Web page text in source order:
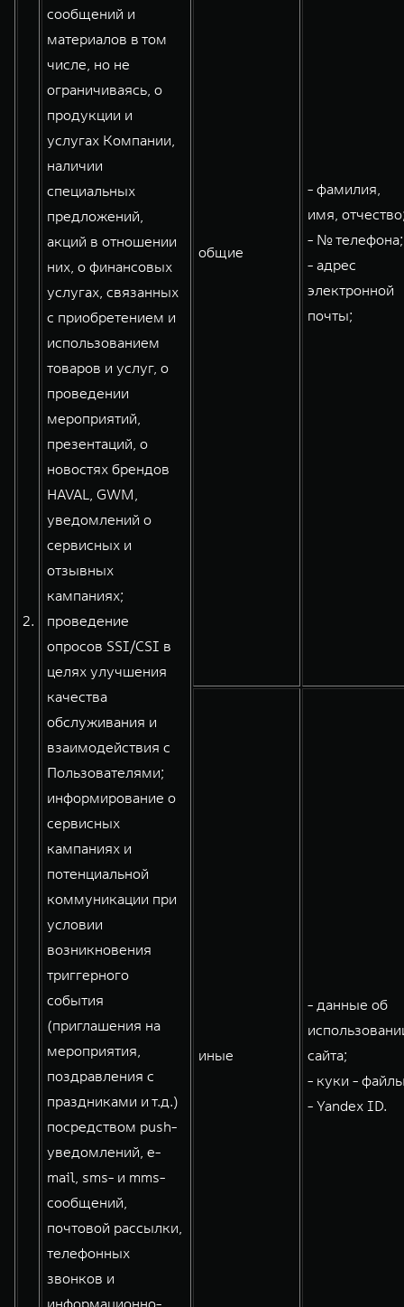
2.
сообщений и
материалов в том
числе, но не
ограничиваясь, о
продукции и
услугах Компании,
наличии
специальных
предложений,
акций в отношении
них, о финансовых
услугах, связанных
с приобретением и
использованием
товаров и услуг, о
проведении
мероприятий,
презентаций, о
новостях брендов
HAVAL, GWM,
уведомлений о
сервисных и
отзывных
кампаниях;
проведение
опросов SSI/CSI в
целях улучшения
качества
обслуживания и
взаимодействия с
Пользователями;
информирование о
сервисных
кампаниях и
потенциальной
коммуникации при
условии
возникновения
триггерного
события
(приглашения на
мероприятия,
поздравления с
праздниками и т.д.)
посредством push-
уведомлений, e-
mail, sms- и mms-
сообщений,
почтовой рассылки,
телефонных
звонков и
информационно-
общие
- фамилия,
имя,
- № телефона;
- адрес
электронной
почты;
иные
- данные об
сайта;
- куки -
- Yandex ID.